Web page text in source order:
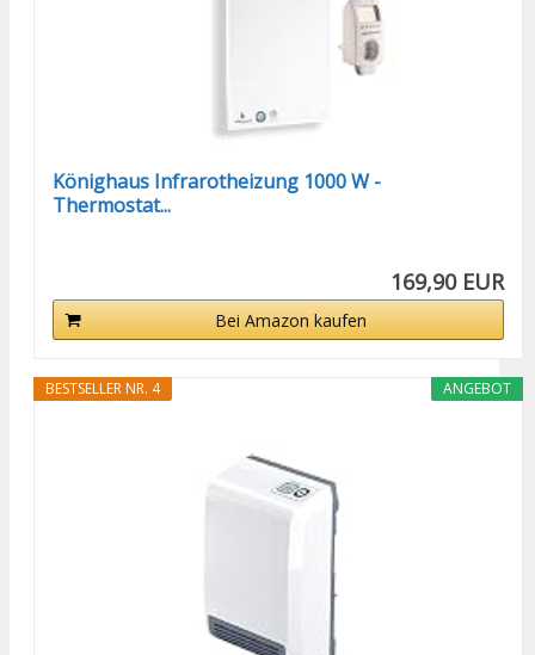
Könighaus Infrarotheizung 1000 W -
Thermostat...
169,90 EUR
Bei Amazon kaufen
ANGEBOT
BESTSELLER NR. 4